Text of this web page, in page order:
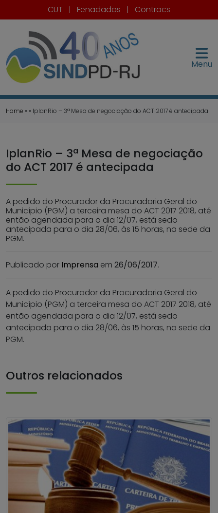
CUT | Fenadados | Contracs
Menu
Home » » IplanRio – 3ª Mesa de negociação do ACT 2017 é antecipada
IplanRio – 3ª Mesa de negociação
do ACT 2017 é antecipada
A pedido do Procurador da Procuradoria Geral do
Município (PGM) a terceira mesa do ACT 2017 2018, até
então agendada para o dia 12/07, está sedo
antecipada para o dia 28/06, às 15 horas, na sede da
PGM.
Publicado por Imprensa em 26/06/2017.
A pedido do Procurador da Procuradoria Geral do
Município (PGM) a terceira mesa do ACT 2017 2018, até
então agendada para o dia 12/07, está sedo
antecipada para o dia 28/06, às 15 horas, na sede da
PGM.
Outros relacionados